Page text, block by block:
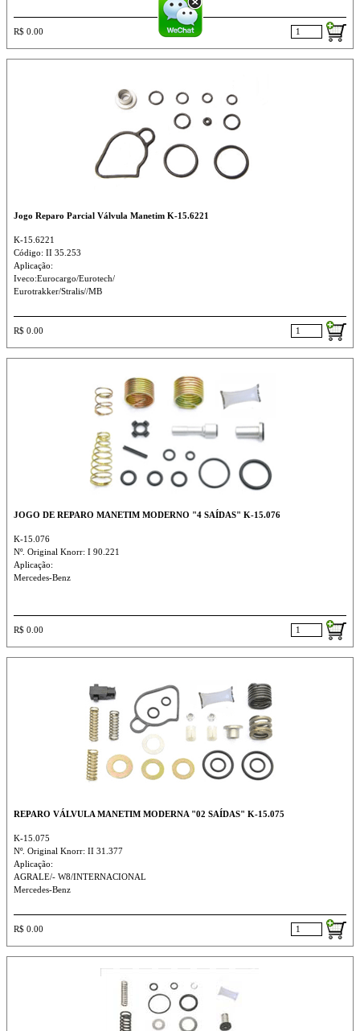
R$ 0.00
Jogo Reparo Parcial Válvula Manetim K-15.6221
K-15.6221
Código: II 35.253
Aplicação:
Iveco:Eurocargo/Eurotech/
Eurotrakker/Stralis//MB
R$ 0.00
JOGO DE REPARO MANETIM MODERNO "4 SAÍDAS" K-15.076
K-15.076
Nº. Original Knorr: I 90.221
Aplicação:
Mercedes-Benz
R$ 0.00
REPARO VÁLVULA MANETIM MODERNA "02 SAÍDAS" K-15.075
K-15.075
Nº. Original Knorr: II 31.377
Aplicação:
AGRALE/- W8/INTERNACIONAL
Mercedes-Benz
R$ 0.00